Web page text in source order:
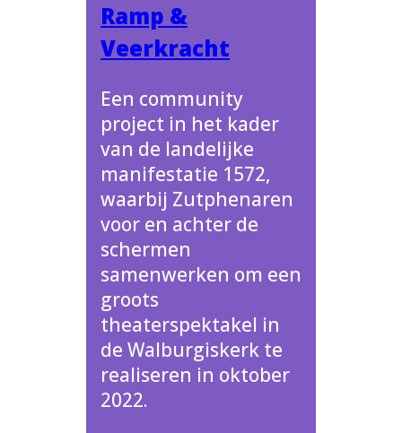
Ramp &
Veerkracht
Een community
project in het kader
van de landelijke
manifestatie 1572,
waarbij Zutphenaren
voor en achter de
schermen
samenwerken om een
groots
theaterspektakel in
de Walburgiskerk te
realiseren in oktober
2022.